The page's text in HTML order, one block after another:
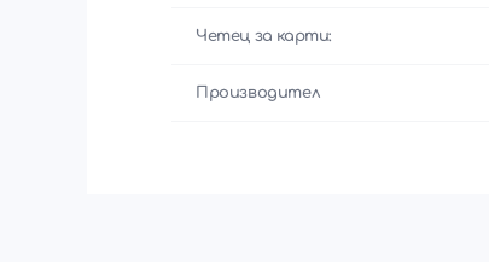
Четец за карти:
Производител